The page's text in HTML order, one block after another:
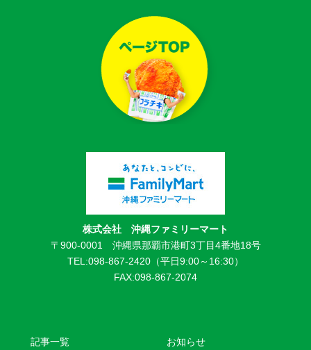
株式会社 沖縄ファミリーマート
〒900-0001 沖縄県那覇市港町3丁目4番地18号
TEL:098-867-2420（平日9:00～16:30）
FAX:098-867-2074
記事一覧
お知らせ